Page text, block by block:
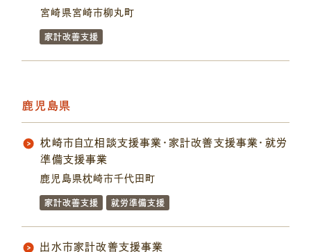
宮崎県宮崎市柳丸町
家計改善支援
鹿児島県
枕崎市自立相談支援事業・家計改善支援事業・就労
準備支援事業
鹿児島県枕崎市千代田町
家計改善支援 就労準備支援
出水市家計改善支援事業